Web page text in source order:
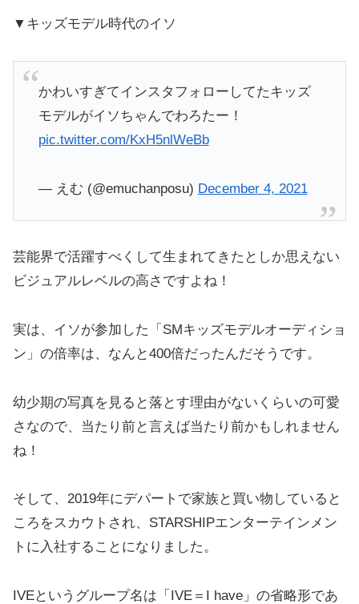
▼キッズモデル時代のイソ
かわいすぎてインスタフォローしてたキッズ
モデルがイソちゃんでわろたー！
pic.twitter.com/KxH5nlWeBb
— えむ (@emuchanposu) December 4, 2021
芸能界で活躍すべくして生まれてきたとしか思えない
ビジュアルレベルの高さですよね！
実は、イソが参加した「SMキッズモデルオーディショ
ン」の倍率は、なんと400倍だったんだそうです。
幼少期の写真を見ると落とす理由がないくらいの可愛
さなので、当たり前と言えば当たり前かもしれません
ね！
そして、2019年にデパートで家族と買い物していると
ころをスカウトされ、STARSHIPエンターテインメン
トに入社することになりました。
IVEというグループ名は「IVE＝I have」の省略形であ